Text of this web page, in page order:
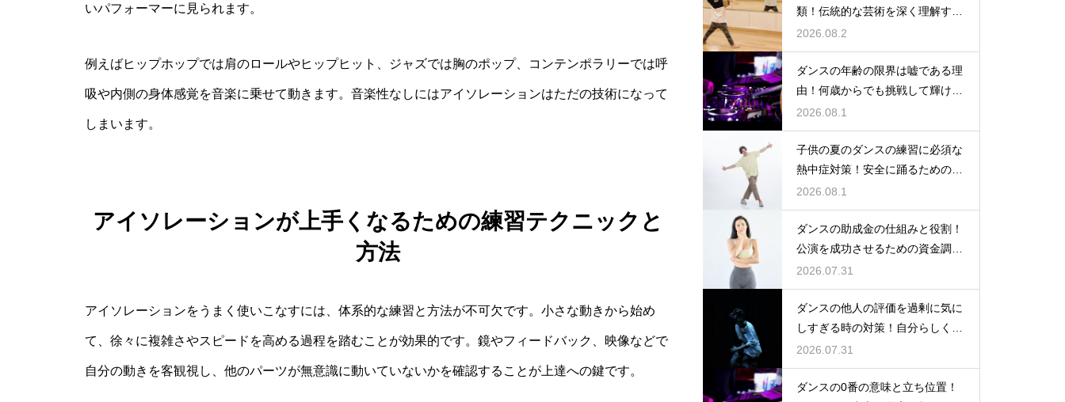
いパフォーマーに見られます。
例えばヒップホップでは肩のロールやヒップヒット、ジャズでは胸のポップ、コンテンポラリーでは呼
吸や内側の身体感覚を音楽に乗せて動きます。音楽性なしにはアイソレーションはただの技術になって
しまいます。
アイソレーションが上手くなるための練習テクニックと
方法
アイソレーションをうまく使いこなすには、体系的な練習と方法が不可欠です。小さな動きから始め
て、徐々に複雑さやスピードを高める過程を踏むことが効果的です。鏡やフィードバック、映像などで
自分の動きを客観視し、他のパーツが無意識に動いていないかを確認することが上達への鍵です。
類！伝統的な芸術を深く理解する
ための鍵
2026.08.2
ダンスの年齢の限界は嘘である理
由！何歳からでも挑戦して輝ける
という事実
2026.08.1
子供の夏のダンスの練習に必須な
熱中症対策！安全に踊るためのポ
イント
2026.08.1
ダンスの助成金の仕組みと役割！
公演を成功させるための資金調達
のノウハウ
2026.07.31
ダンスの他人の評価を過剰に気に
しすぎる時の対策！自分らしく踊
るには
2026.07.31
ダンスの0番の意味と立ち位置！